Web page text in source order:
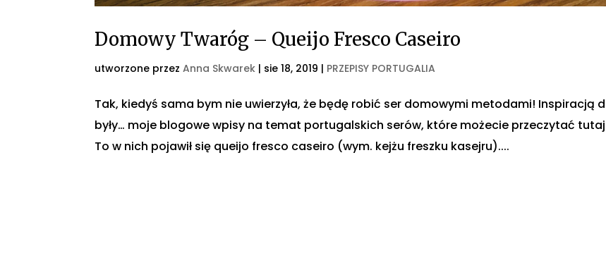
Domowy Twaróg – Queijo Fresco Caseiro
utworzone przezAnna Skwarek | sie 18, 2019 | PRZEPISY PORTUGALIA
Tak, kiedyś sama bym nie uwierzyła, że będę robić ser domowymi metodami! Inspiracją
były… moje blogowe wpisy na temat portugalskich serów, które możecie przeczytać
To w nich pojawił się queijo fresco caseiro (wym. kejżu freszku kasejru)....